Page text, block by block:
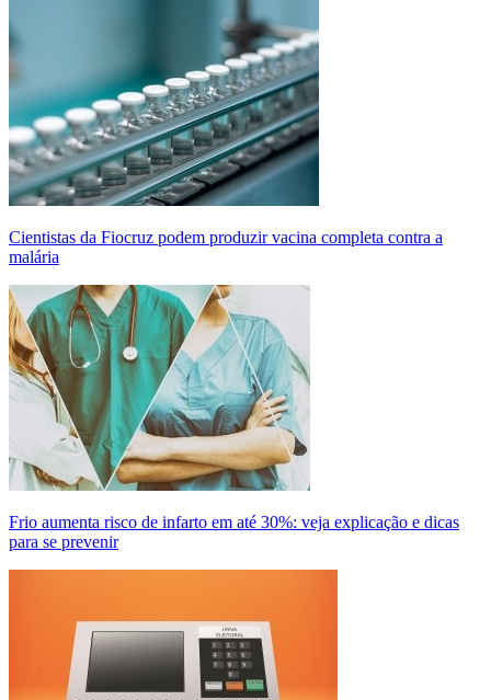
Cientistas da Fiocruz podem produzir vacina completa contra a
malária
Frio aumenta risco de infarto em até 30%: veja explicação e dicas
para se prevenir